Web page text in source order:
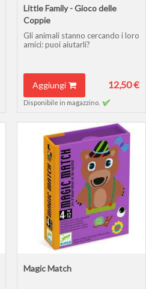
Little Family - Gioco delle
Coppie
Gli animali stanno cercando i loro
amici: puoi aiutarli?
Aggiungi 12,50 €
Disponibile in magazzino.
Magic Match